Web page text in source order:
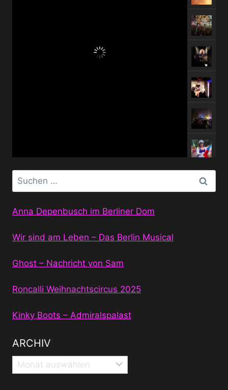
Suchen
nach:
Anna Depenbusch im Berliner Dom
Wir sind am Leben – Das Berlin Musical
Ghost – Nachricht von Sam
Roncalli Weihnachtscircus 2025
Kinky Boots – Admiralspalast
ARCHIV
Archiv